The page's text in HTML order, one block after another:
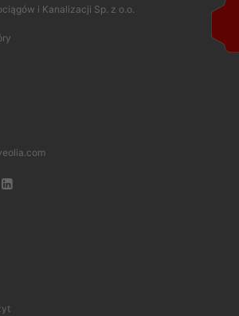
i Kanalizacji Sp. z o.o.